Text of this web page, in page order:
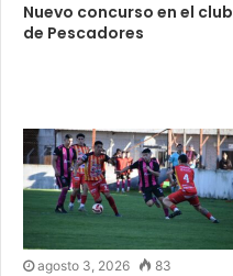
Nuevo concurso en el club
de Pescadores
agosto 3, 2026 83